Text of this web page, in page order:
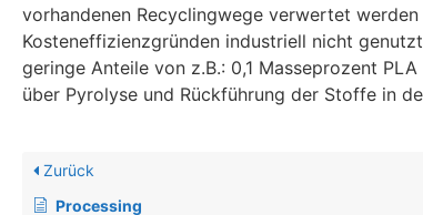
vorhandenen Recyclingwege verwertet
Kosteneffizienzgründen industriell nicht
geringe Anteile von z.B.: 0,1 Masseprozent
über Pyrolyse und Rückführung der Stoffe in
Zurück
Processing